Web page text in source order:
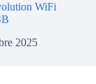
WiFi
2025